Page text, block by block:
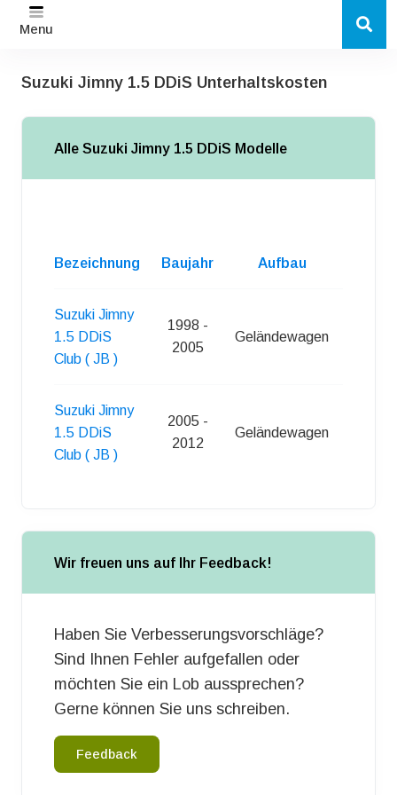
Menu
Suzuki Jimny 1.5 DDiS Unterhaltskosten
Alle Suzuki Jimny 1.5 DDiS Modelle
Bezeichnung Baujahr Aufbau
Suzuki Jimny
1.5 DDiS
Club ( JB )
1998 -
2005
Geländewagen
Suzuki Jimny
1.5 DDiS
Club ( JB )
2005 -
2012
Geländewagen
Wir freuen uns auf Ihr Feedback!
Haben Sie Verbesserungsvorschläge?
Sind Ihnen Fehler aufgefallen oder
möchten Sie ein Lob aussprechen?
Gerne können Sie uns schreiben.
Feedback